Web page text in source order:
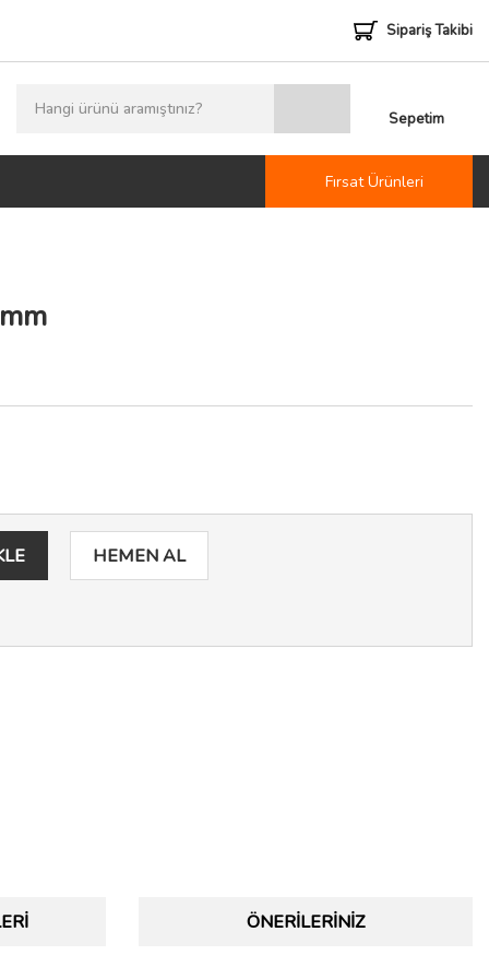
Sipariş Takibi
Sepetim
Fırsat Ürünleri
HEMEN AL
ÖNERILERINIZ